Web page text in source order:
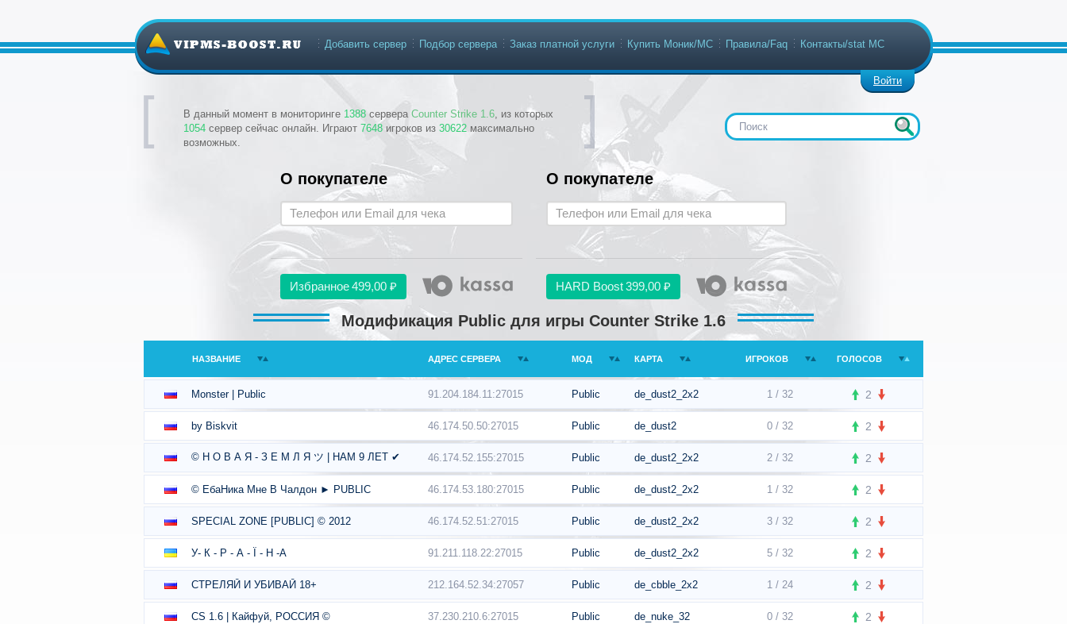
В данный момент в мониторинге 1388 сервера Counter Strike 1.6, из которых
1054 сервер сейчас онлайн. Играют 7648 игроков из 30622 максимально
возможных.
Войти
Добавить сервер Подбор сервера Заказ платной услуги Купить Моник/МС Правила/Faq Контакты/stat МС
О покупателе
Избранное499,00 ₽
О покупателе
HARD Boost399,00 ₽
Модификация Public для игры Counter Strike 1.6
НАЗВАНИЕ АДРЕС СЕРВЕРА МОД КАРТА ИГРОКОВ ГОЛОСОВ
Monster | Public 91.204.184.11:27015 Public de_dust2_2x2 1 / 32 2
by Biskvit 46.174.50.50:27015 Public de_dust2 0 / 32 2
© Н О В А Я - З Е М Л Я ツ | НАМ 9 ЛЕТ ✔ 46.174.52.155:27015 Public de_dust2_2x2 2 / 32 2
© ЕбаНика Мне В Чалдон ► PUBLIC 46.174.53.180:27015 Public de_dust2_2x2 1 / 32 2
SPECIAL ZONE [PUBLIC] © 2012 46.174.52.51:27015 Public de_dust2_2x2 3 / 32 2
У- К - Р - А - Ї - Н -А 91.211.118.22:27015 Public de_dust2_2x2 5 / 32 2
СТРЕЛЯЙ И УБИВАЙ 18+ 212.164.52.34:27057 Public de_cbble_2x2 1 / 24 2
CS 1.6 | Кайфуй, РОССИЯ © 37.230.210.6:27015 Public de_nuke_32 0 / 32 2